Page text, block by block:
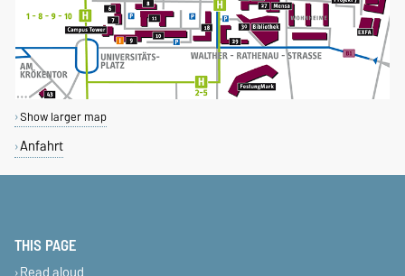
Show larger map
Anfahrt
THIS PAGE